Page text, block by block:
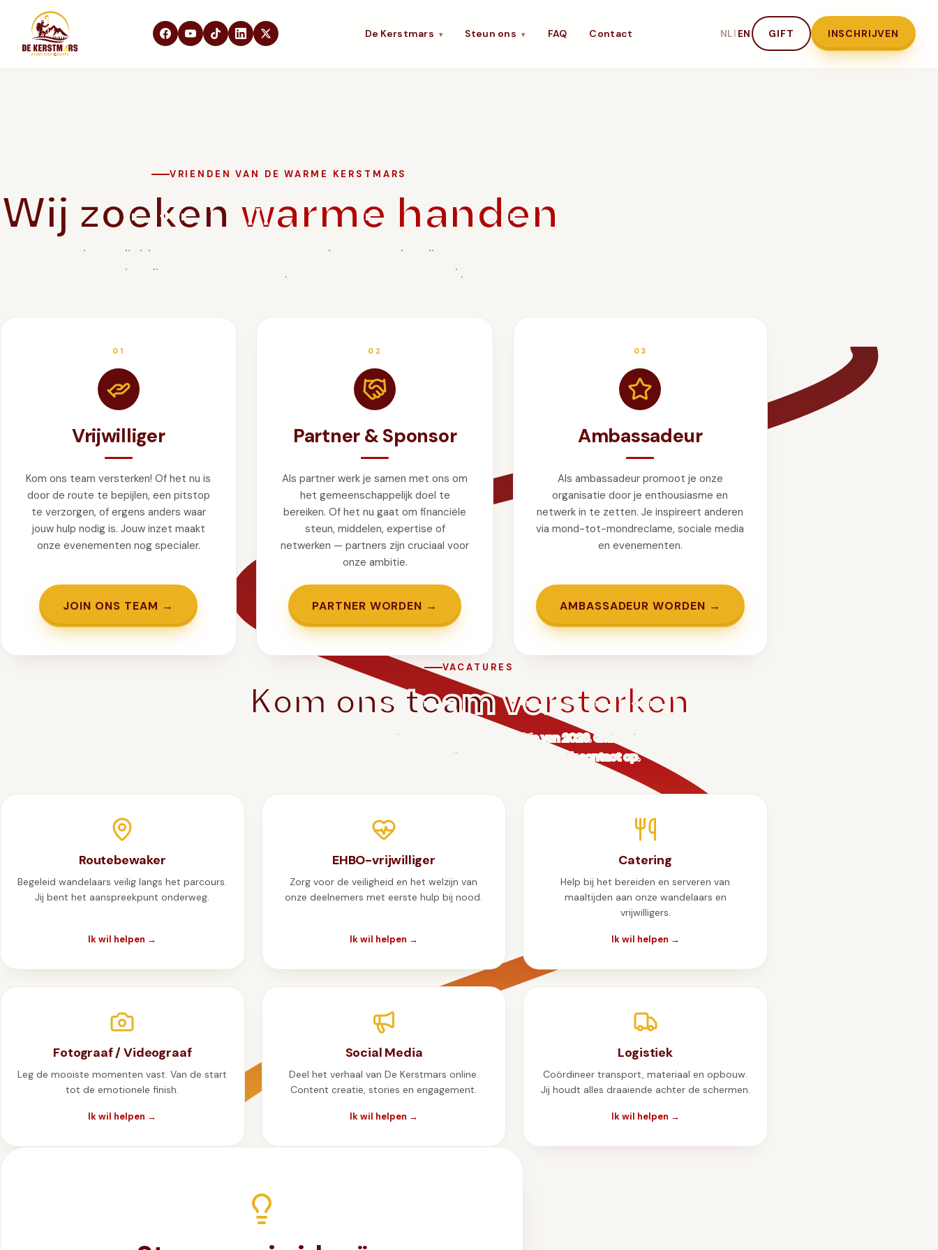
De Kerstmars ▾ Steun ons ▾ FAQ Contact NL| EN GIFT INSCHRIJVEN
Partners
Samenwerken
VRIENDEN VAN DE WARME KERSTMARS
Wij zoeken warme handen
Of je nu vrijwilliger, partner of ambassadeur wil worden, er is altijd een plek
voor jou bij De Warme Kerstmars. Samen maken we het verschil.
01
Vrijwilliger
Kom ons team versterken! Of het nu is
door de route te bepijlen, een pitstop
te verzorgen, of ergens anders waar
jouw hulp nodig is. Jouw inzet maakt
onze evenementen nog specialer.
JOIN ONS TEAM →
02
Partner & Sponsor
Als partner werk je samen met ons om
het gemeenschappelijk doel te
bereiken. Of het nu gaat om financiële
steun, middelen, expertise of
netwerken — partners zijn cruciaal voor
onze ambitie.
PARTNER WORDEN →
03
Ambassadeur
Als ambassadeur promoot je onze
organisatie door je enthousiasme en
netwerk in te zetten. Je inspireert anderen
via mond-tot-mondreclame, sociale media
en evenementen.
AMBASSADEUR WORDEN →
VACATURES
Kom ons teamversterken
We zoeken enthousiaste mensen voor de editie van 2026. Gelieve je
gegevens achter te laten en wij nemen zo snel mogelijk contact op.
Routebewaker
Begeleid wandelaars veilig langs het parcours.
Jij bent het aanspreekpunt onderweg.
Ik wil helpen →
EHBO-vrijwilliger
Zorg voor de veiligheid en het welzijn van
onze deelnemers met eerste hulp bij nood.
Ik wil helpen →
Catering
Help bij het bereiden en serveren van
maaltijden aan onze wandelaars en
vrijwilligers.
Ik wil helpen →
Fotograaf / Videograaf
Leg de mooiste momenten vast. Van de start
tot de emotionele finish.
Ik wil helpen →
Social Media
Deel het verhaal van De Kerstmars online.
Content creatie, stories en engagement.
Ik wil helpen →
Logistiek
Coördineer transport, materiaal en opbouw.
Jij houdt alles draaiende achter de schermen.
Ik wil helpen →